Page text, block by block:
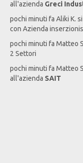
all'azienda Greci
pochi minuti fa Aliki K.
con Azienda
pochi minuti fa Matteo S
2 Settori
pochi minuti fa Matteo S
all'azienda SAIT